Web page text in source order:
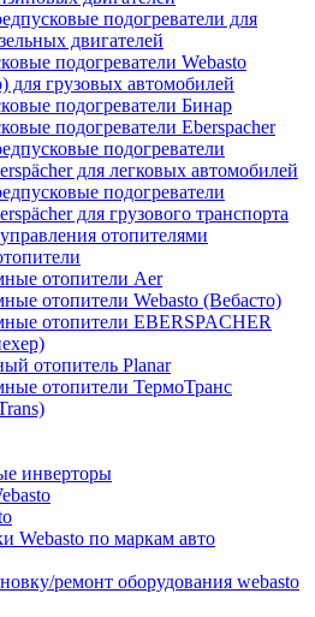
подогреватели для
двигателей
подогреватели Webasto
для грузовых автомобилей
подогреватели Бинар
подогреватели Eberspacher
подогреватели
для легковых автомобилей
подогреватели
для грузового транспорта
отопителями
отопители Аer
отопители Webasto (Вебасто)
отопители EBERSPACHER
отопитель Planar
отопители ТермоТранс
инверторы
Webasto по маркам авто
ремонт оборудования webasto